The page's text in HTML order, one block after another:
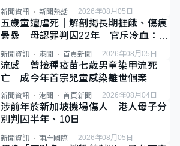
新聞資訊 新聞熱話 2026年08月05日
五歲童遭虐死｜解剖揭長期捱餓、傷痕
纍纍 母認罪判囚22年 官斥冷血：同
類案最惡劣
新聞資訊 港聞 首頁新聞 2026年08月05日
流感｜曾接種疫苗七歲男童染甲流死
亡 成今年首宗兒童感染離世個案
新聞資訊 港聞 首頁新聞 2026年08月04日
涉前年於新加坡機場傷人 港人母子分
別判囚半年、10日
新聞資訊 兩岸國際 2026年08月05日